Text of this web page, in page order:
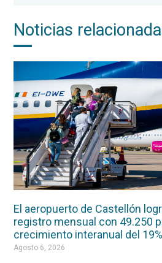
Noticias
El aeropuerto de Castellón
registro mensual con 49.250
crecimiento interanual del 19%
Agosto 6, 2026